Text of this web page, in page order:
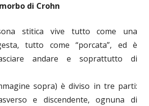
di Crohn
stitica vive tutto come una
tutto come “porcata”, ed è
andare e soprattutto di
sopra) è diviso in tre parti:
e discendente, ognuna di